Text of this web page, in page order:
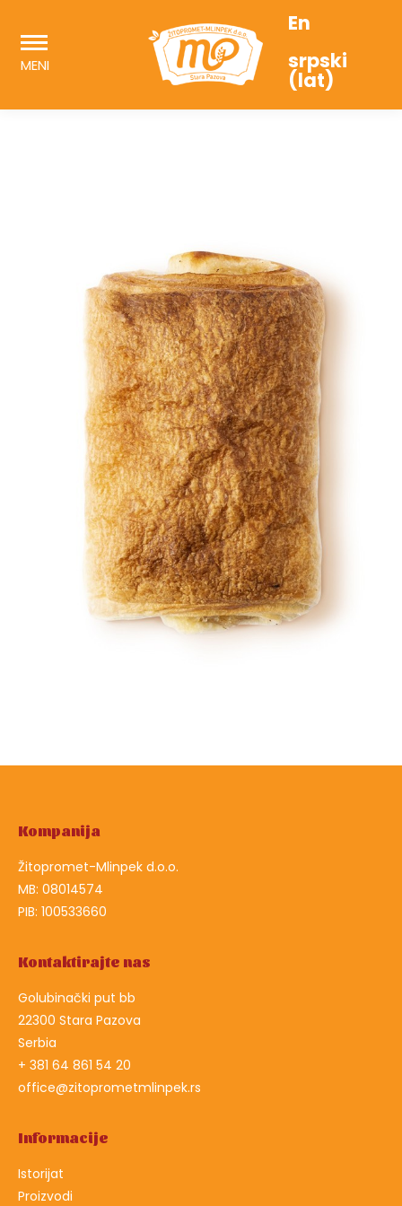
MENI
En
srpski
(lat)
Kompanija
Žitopromet-Mlinpek d.o.o.
MB: 08014574
PIB: 100533660
Kontaktirajte nas
Golubinački put bb
22300 Stara Pazova
Serbia
+ 381 64 861 54 20
office@zitoprometmlinpek.rs
Informacije
Istorijat
Proizvodi